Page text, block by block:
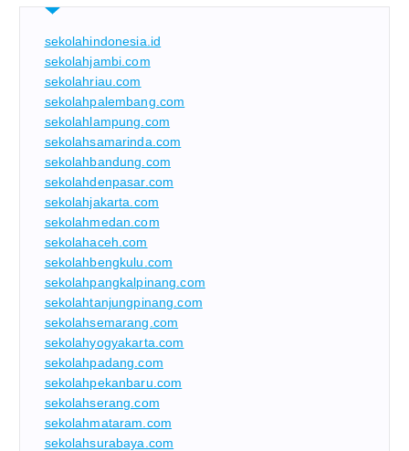
sekolahindonesia.id
sekolahjambi.com
sekolahriau.com
sekolahpalembang.com
sekolahlampung.com
sekolahsamarinda.com
sekolahbandung.com
sekolahdenpasar.com
sekolahjakarta.com
sekolahmedan.com
sekolahaceh.com
sekolahbengkulu.com
sekolahpangkalpinang.com
sekolahtanjungpinang.com
sekolahsemarang.com
sekolahyogyakarta.com
sekolahpadang.com
sekolahpekanbaru.com
sekolahserang.com
sekolahmataram.com
sekolahsurabaya.com